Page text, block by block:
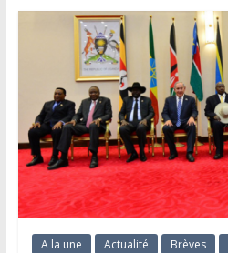
A la une Actualité Brèves